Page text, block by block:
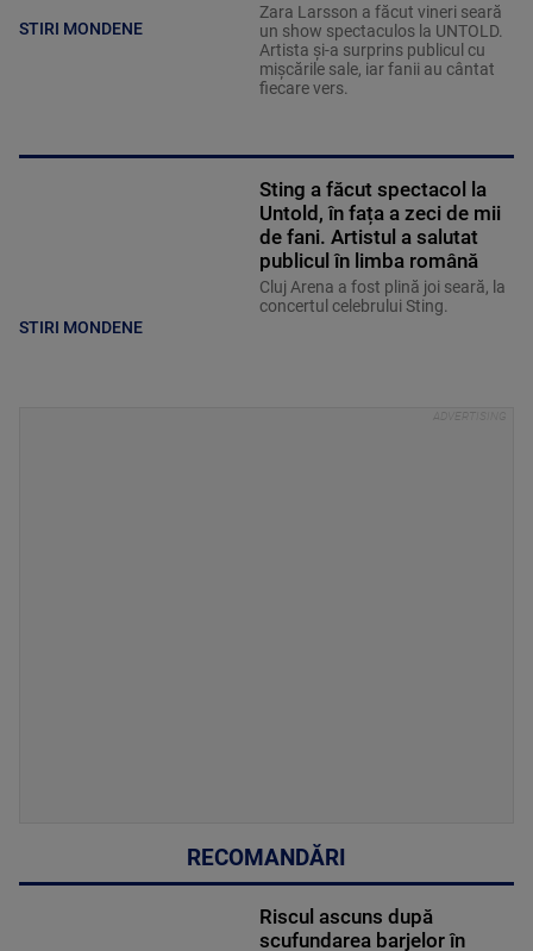
STIRI MONDENE
Zara Larsson a făcut vineri seară
un show spectaculos la UNTOLD.
Artista și-a surprins publicul cu
mișcările sale, iar fanii au cântat
fiecare vers.
STIRI MONDENE
Sting a făcut spectacol la
Untold, în fața a zeci de mii
de fani. Artistul a salutat
publicul în limba română
Cluj Arena a fost plină joi seară, la
concertul celebrului Sting.
RECOMANDĂRI
Riscul ascuns după
scufundarea barjelor în